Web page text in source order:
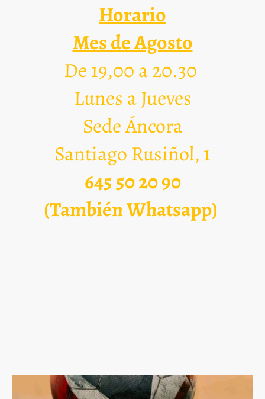
Horario
Mes de Agosto
De 19,00 a 20.30
Lunes a Jueves
Sede Áncora
Santiago Rusiñol, 1
645 50 20 90
(También Whatsapp)